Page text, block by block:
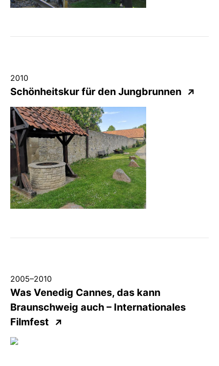
Schönheitskur für den Jungbrunnen ↗
2010
Was Venedig Cannes, das kann
Braunschweig auch – Internationales
Filmfest
↗
2005–2010